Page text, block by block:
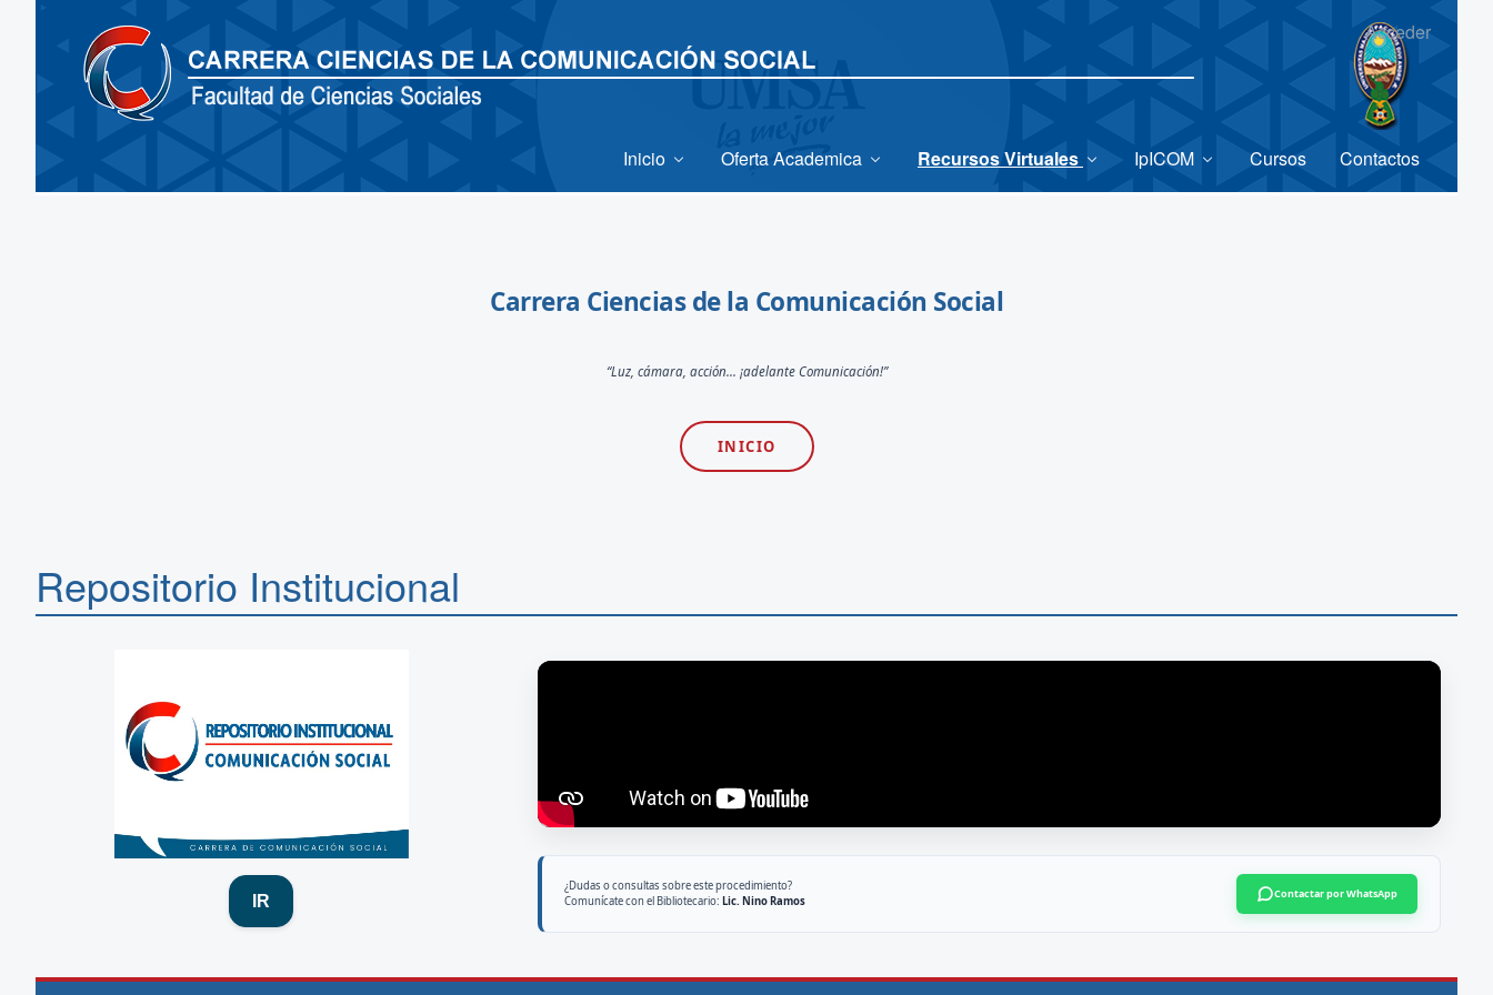
Acceder
Inicio Oferta Academica Recursos Virtuales IpICOM Cursos Contactos
Carrera Ciencias de la Comunicación Social
“Luz, cámara, acción... ¡adelante Comunicación!”
INICIO
Repositorio Institucional
IR
¿Dudas o consultas sobre este procedimiento?
Comunícate con el Bibliotecario: Lic. Nino Ramos
Contactar por WhatsApp